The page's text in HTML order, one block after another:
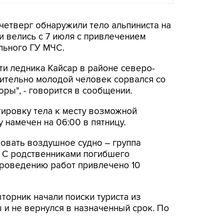
обнаружили тело альпиниста на
велись с 7 июля с привлечением
ГУ МЧС.
ледника Кайсар в районе северо-
молодой человек сорвался со
- говорится в сообщении.
тела к месту возможной
намечен на 06:00 в пятницу.
воздушное судно – группа
С родственниками погибшего
работ привлечено 10
начали поиски туриста из
не вернулся в назначенный срок. По